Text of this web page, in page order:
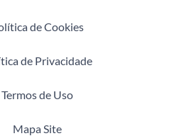
de Cookies
de Privacidade
Termos de Uso
Mapa Site